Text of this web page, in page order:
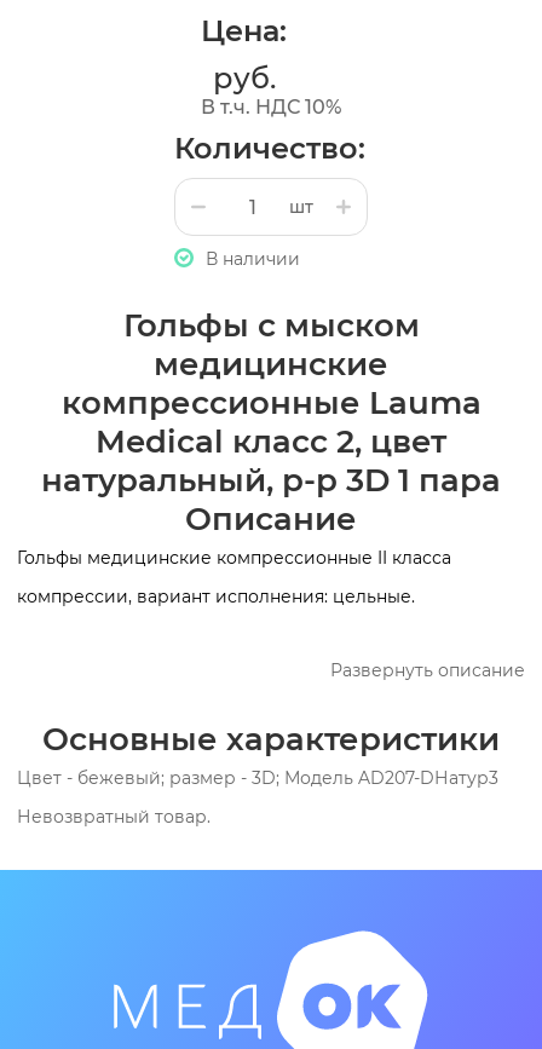
Гольфы c мыском
медицинские
компрессионные Lauma
Medical класс 2, цвет
натуральный, р-р 3D 1 пара
Описание
Гольфы медицинские компрессионные II класса
компрессии, вариант исполнения: цельные.
Трикотаж медицинский компрессионный 2 класса
- при профилактике тромбоза глубоких вен,
- после операций на венах,
- при функциональной флебопатии.
Развернуть описание
Основные характеристики
Цвет - бежевый; размер - 3D; Модель AD207-DНатур3
Невозвратный товар.
Цена:
руб.
В т.ч. НДС 10%
Количество:
шт
В наличии